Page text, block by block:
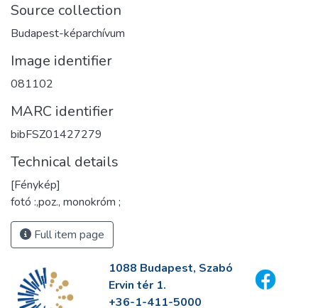
Source collection
Budapest-képarchívum
Image identifier
081102
MARC identifier
bibFSZ01427279
Technical details
[Fénykép]
fotó :,poz., monokróm ;
Full item page
1088 Budapest, Szabó
Ervin tér 1.
+36-1-411-5000